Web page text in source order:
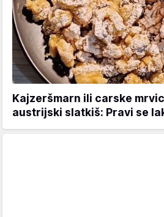
Kajzeršmarn ili carske
austrijski slatkiš: Pravi se